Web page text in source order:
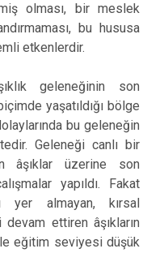
olması, bir meslek
bu hususa
etkenlerdir.
geleneğinin son
yaşatıldığı bölge
bu geleneğin
Geleneği canlı bir
âşıklar üzerine son
yapıldı. Fakat
yer almayan, kırsal
ettiren âşıkların
eğitim seviyesi düşük